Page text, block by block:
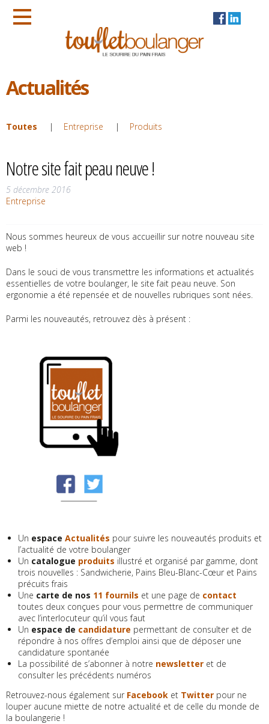
Actualités
Toutes Entreprise Produits
Notre site fait peau neuve !
5 décembre 2016
Entreprise
Nous sommes heureux de vous accueillir sur notre nouveau site
web !
Dans le souci de vous transmettre les informations et actualités
essentielles de votre boulanger, le site fait peau neuve. Son
ergonomie a été repensée et de nouvelles rubriques sont nées.
Parmi les nouveautés, retrouvez dès à présent :
Un espace Actualités pour suivre les nouveautés produits et
l’actualité de votre boulanger
Un catalogue produits illustré et organisé par gamme, dont
trois nouvelles : Sandwicherie, Pains Bleu-Blanc-Cœur et Pains
précuits frais
Une carte de nos 11 fournils et une page de contact
toutes deux conçues pour vous permettre de communiquer
avec l’interlocuteur qu’il vous faut
Un espace de candidature permettant de consulter et de
répondre à nos offres d’emploi ainsi que de déposer une
candidature spontanée
La possibilité de s’abonner à notre newsletter et de
consulter les précédents numéros
Retrouvez-nous également sur Facebook et Twitter pour ne
louper aucune miette de notre actualité et de celle du monde de
la boulangerie !